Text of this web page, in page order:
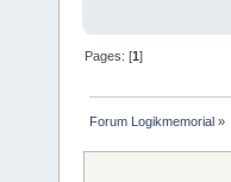
Pages: [1]
Forum Logikmemorial »